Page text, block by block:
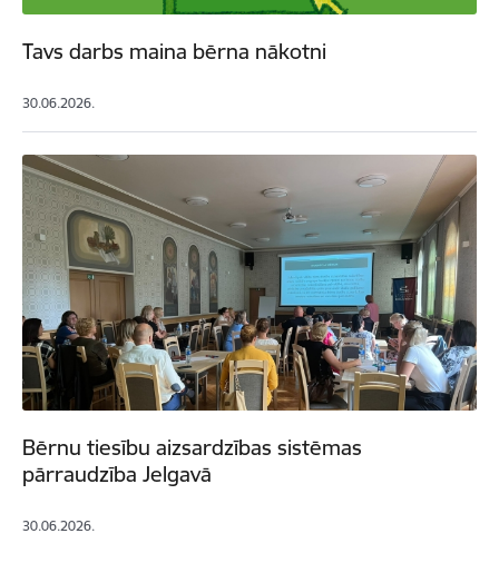
Tavs darbs maina bērna nākotni
30.06.2026.
Bērnu tiesību aizsardzības sistēmas
pārraudzība Jelgavā
30.06.2026.